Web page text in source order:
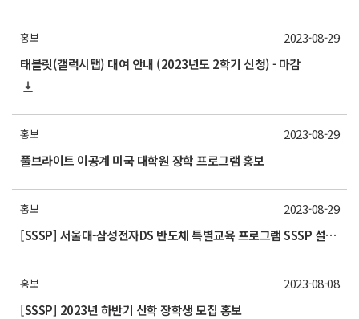
홍보
태블릿(갤럭시탭) 대여 안내 (2023년도 2학기 신청) - 마감
2023-08-29
홍보
풀브라이트 이공계 미국 대학원 장학 프로그램 홍보
2023-08-29
홍보
[SSSP] 서울대-삼성전자DS 반도체 특별교육 프로그램 SSSP 설명회 안내
2023-08-29
홍보
[SSSP] 2023년 하반기 산학 장학생 모집 홍보
2023-08-08